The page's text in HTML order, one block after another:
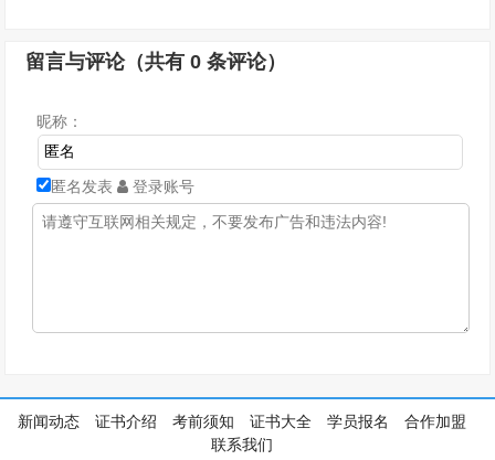
留言与评论（共有0 条评论）
昵称：
匿名发表 登录账号
新闻动态 证书介绍 考前须知 证书大全 学员报名
合作加盟
联系我们